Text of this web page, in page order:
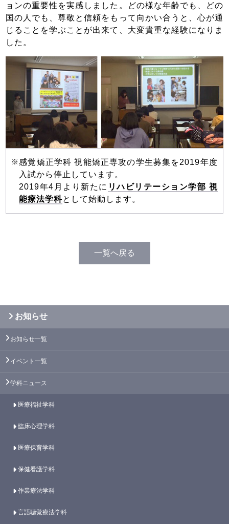
ョンの重要性を実感しました。どの様な年齢でも、どの
国の人でも、尊敬と信頼をもって向かい合うと、心が通
じることを学ぶことが出来て、大変貴重な経験になりま
した。
感覚矯正学科 視能矯正専攻の学生募集を2019年度
入試から停止しています。
2019年4月より新たに リハビリテーション学部 視
能療法学科として始動します。
一覧へ戻る
お知らせ
お知らせ一覧
イベント一覧
学科ニュース
医療福祉学科
臨床心理学科
医療保育学科
保健看護学科
作業療法学科
言語聴覚療法学科